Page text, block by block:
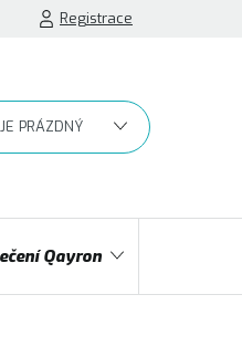
Registrace
Qayron